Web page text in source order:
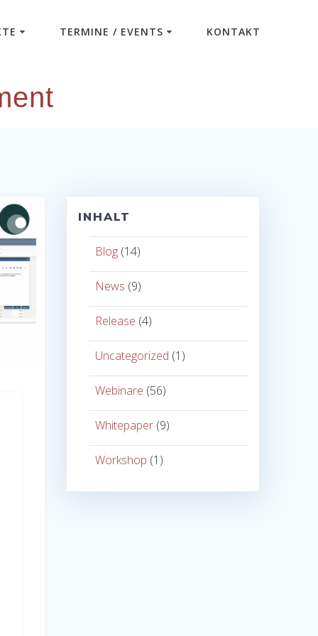
TERMINE / EVENTS KONTAKT
INHALT
Blog (14)
News (9)
Release (4)
Uncategorized (1)
Webinare (56)
Whitepaper (9)
Workshop (1)